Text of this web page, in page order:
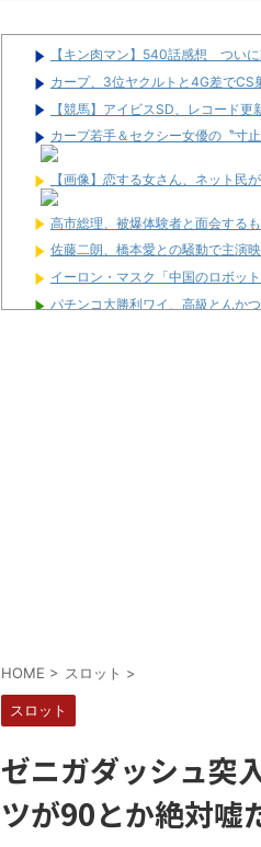
【キン肉マン】540話感想 つい
カープ、3位ヤクルトと4G差でCS
【競馬】アイビスSD、レコード
カープ若手＆セクシー女優の〝寸
【画像】恋する女さん、ネット
高市総理、被爆体験者と面会する
佐藤二朗、橋本愛との騒動で主演
イーロン・マスク「中国のロボッ
パチンコ大勝利ワイ、高級とんか
HOME > スロット >
スロット
ゼニガダッシュ突
ツが90とか絶対嘘